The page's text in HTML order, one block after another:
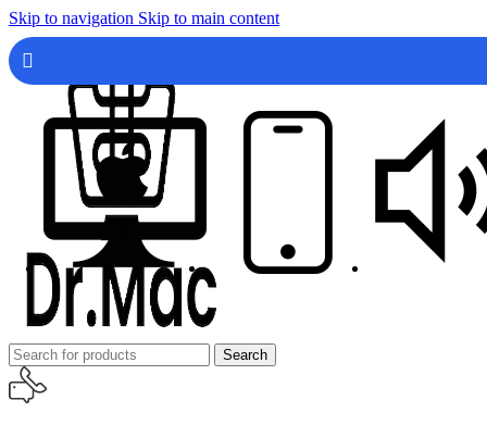
Skip to navigation Skip to main content
Search